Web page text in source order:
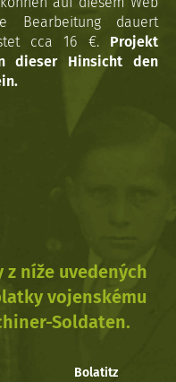
Bearbeitung dauert
cca 16 €. Projekt
dieser Hinsicht den
z níže uvedených
vojenskému
Soldaten.
Bolatitz